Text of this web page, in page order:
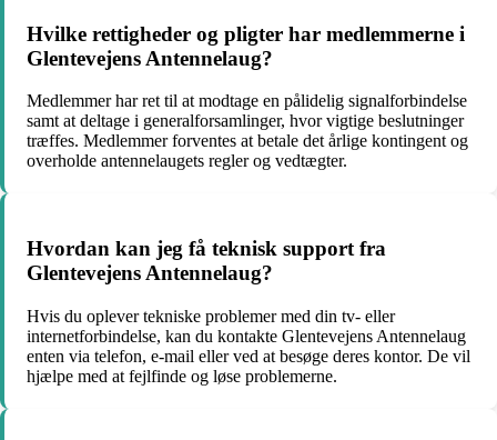
Hvilke rettigheder og pligter har medlemmerne i
Glentevejens Antennelaug?
Medlemmer har ret til at modtage en pålidelig signalforbindelse
samt at deltage i generalforsamlinger, hvor vigtige beslutninger
træffes. Medlemmer forventes at betale det årlige kontingent og
overholde antennelaugets regler og vedtægter.
Hvordan kan jeg få teknisk support fra
Glentevejens Antennelaug?
Hvis du oplever tekniske problemer med din tv- eller
internetforbindelse, kan du kontakte Glentevejens Antennelaug
enten via telefon, e-mail eller ved at besøge deres kontor. De vil
hjælpe med at fejlfinde og løse problemerne.